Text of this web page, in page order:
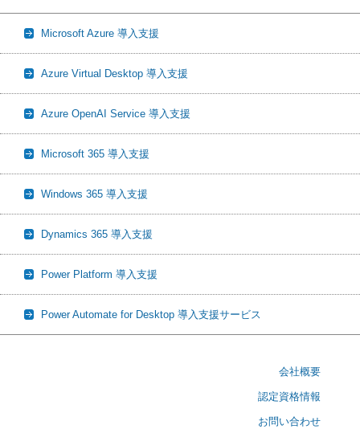
Microsoft Azure 導入支援
Azure Virtual Desktop 導入支援
Azure OpenAI Service 導入支援
Microsoft 365 導入支援
Windows 365 導入支援
Dynamics 365 導入支援
Power Platform 導入支援
Power Automate for Desktop 導入支援サービス
会社概要
認定資格情報
お問い合わせ